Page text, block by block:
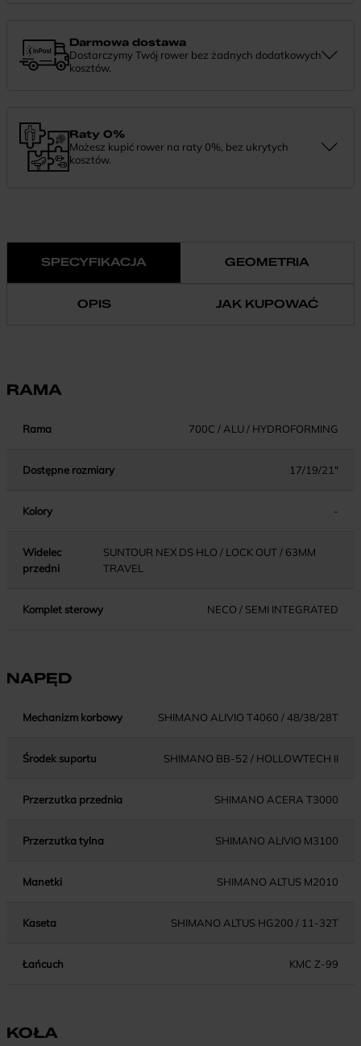
Darmowa dostawa
Dostarczymy Twój rower bez żadnych dodatkowych
kosztów.
Raty 0%
Możesz kupić rower na raty 0%, bez ukrytych
kosztów.
SPECYFIKACJA GEOMETRIA
OPIS JAK KUPOWAĆ
RAMA
Rama 700C / ALU / HYDROFORMING
Dostępne rozmiary 17/19/21"
Kolory -
Widelec
przedni
SUNTOUR NEX DS HLO / LOCK OUT / 63MM
TRAVEL
Komplet sterowy NECO / SEMI INTEGRATED
NAPĘD
Mechanizm korbowy SHIMANO ALIVIO T4060 / 48/38/28T
Środek suportu SHIMANO BB-52 / HOLLOWTECH II
Przerzutka przednia SHIMANO ACERA T3000
Przerzutka tylna SHIMANO ALIVIO M3100
Manetki SHIMANO ALTUS M2010
Kaseta SHIMANO ALTUS HG200 / 11-32T
Łańcuch KMC Z-99
KOŁA